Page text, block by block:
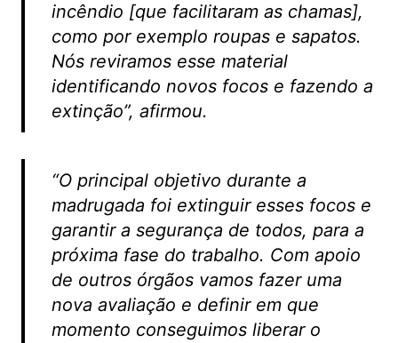
incêndio [que facilitaram as chamas],
como por exemplo roupas e sapatos.
Nós reviramos esse material
identificando novos focos e fazendo a
extinção”, afirmou.
“O principal objetivo durante a
madrugada foi extinguir esses focos e
garantir a segurança de todos, para a
próxima fase do trabalho. Com apoio
de outros órgãos vamos fazer uma
nova avaliação e definir em que
momento conseguimos liberar o